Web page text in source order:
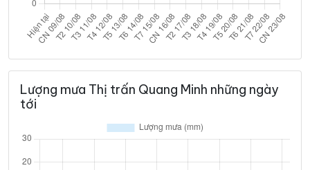
Lượng mưa Thị trấn Quang Minh những ngày
tới